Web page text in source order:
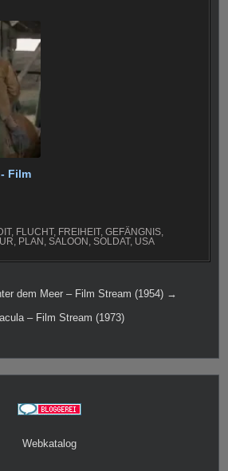
Film
, FLUCHT, FREIHEIT, GEFÄNGNIS
PLAN SALOON SOLDAT, USA
dem Meer – Film Stream (1954) →
– Film Stream (1973)
Webkatalog